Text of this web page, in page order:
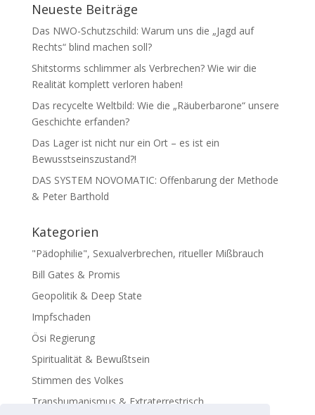
Neueste Beiträge
Das NWO-Schutzschild: Warum uns die „Jagd auf
Rechts“ blind machen soll?
Shitstorms schlimmer als Verbrechen? Wie wir die
Realität komplett verloren haben!
Das recycelte Weltbild: Wie die „Räuberbarone“ unsere
Geschichte erfanden?
Das Lager ist nicht nur ein Ort – es ist ein
Bewusstseinszustand?!
DAS SYSTEM NOVOMATIC: Offenbarung der Methode
& Peter Barthold
Kategorien
"Pädophilie", Sexualverbrechen, ritueller Mißbrauch
Bill Gates & Promis
Geopolitik & Deep State
Impfschaden
Ösi Regierung
Spiritualität & Bewußtsein
Stimmen des Volkes
Transhumanismus & Extraterrestrisch